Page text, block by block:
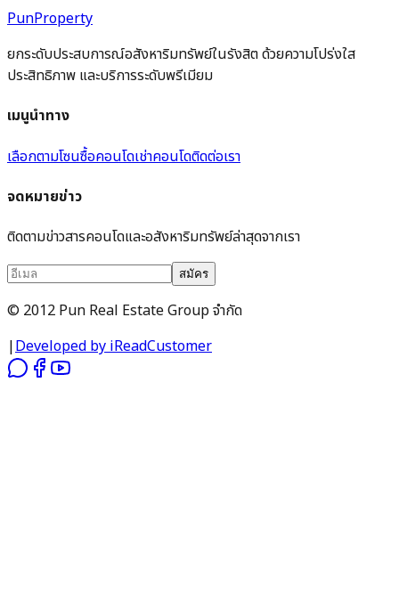
PunProperty
ยกระดับประสบการณ์อสังหาริมทรัพย์ในรังสิต ด้วยความโปร่งใส
ประสิทธิภาพ และบริการระดับพรีเมียม
เมนูนำทาง
เลือกตามโซนซื้อคอนโดเช่าคอนโดติดต่อเรา
จดหมายข่าว
ติดตามข่าวสารคอนโดและอสังหาริมทรัพย์ล่าสุดจากเรา
สมัคร
© 2012 Pun Real Estate Group จำกัด
|Developed by iReadCustomer